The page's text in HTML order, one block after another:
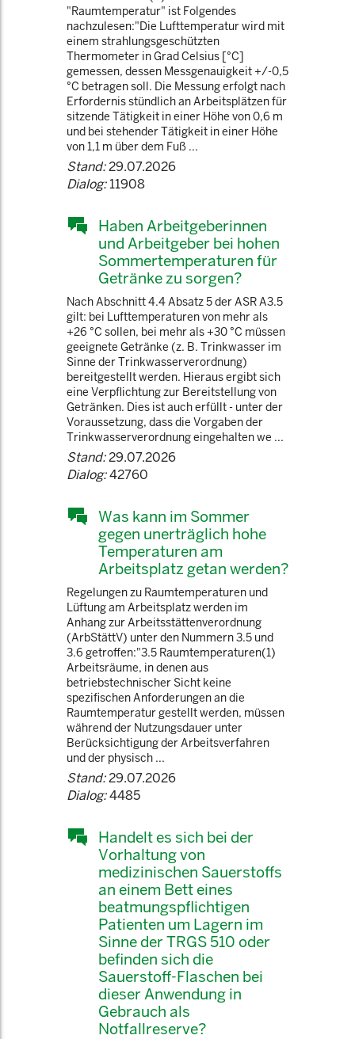
"Raumtemperatur" ist Folgendes
nachzulesen:"Die Lufttemperatur wird mit
einem strahlungsgeschützten
Thermometer in Grad Celsius [°C]
gemessen, dessen Messgenauigkeit +/-0,5
°C betragen soll. Die Messung erfolgt nach
Erfordernis stündlich an Arbeitsplätzen für
sitzende Tätigkeit in einer Höhe von 0,6 m
und bei stehender Tätigkeit in einer Höhe
von 1,1 m über dem Fuß ...
Stand:29.07.2026
Dialog:11908
Haben Arbeitgeberinnen
und Arbeitgeber bei hohen
Sommertemperaturen für
Getränke zu sorgen?
Nach Abschnitt 4.4 Absatz 5 der ASR A3.5
gilt: bei Lufttemperaturen von mehr als
+26 °C sollen, bei mehr als +30 °C müssen
geeignete Getränke (z. B. Trinkwasser im
Sinne der Trinkwasserverordnung)
bereitgestellt werden. Hieraus ergibt sich
eine Verpflichtung zur Bereitstellung von
Getränken. Dies ist auch erfüllt - unter der
Voraussetzung, dass die Vorgaben der
Trinkwasserverordnung eingehalten we ...
Stand:29.07.2026
Dialog:42760
Was kann im Sommer
gegen unerträglich hohe
Temperaturen am
Arbeitsplatz getan werden?
Regelungen zu Raumtemperaturen und
Lüftung am Arbeitsplatz werden im
Anhang zur Arbeitsstättenverordnung
(ArbStättV) unter den Nummern 3.5 und
3.6 getroffen:"3.5 Raumtemperaturen(1)
Arbeitsräume, in denen aus
betriebstechnischer Sicht keine
spezifischen Anforderungen an die
Raumtemperatur gestellt werden, müssen
während der Nutzungsdauer unter
Berücksichtigung der Arbeitsverfahren
und der physisch ...
Stand:29.07.2026
Dialog:4485
Handelt es sich bei der
Vorhaltung von
medizinischen Sauerstoffs
an einem Bett eines
beatmungspflichtigen
Patienten um Lagern im
Sinne der TRGS 510 oder
befinden sich die
Sauerstoff-Flaschen bei
dieser Anwendung in
Gebrauch als
Notfallreserve?